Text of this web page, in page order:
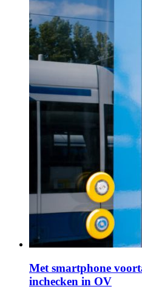
Met smartphone
inchecken in OV